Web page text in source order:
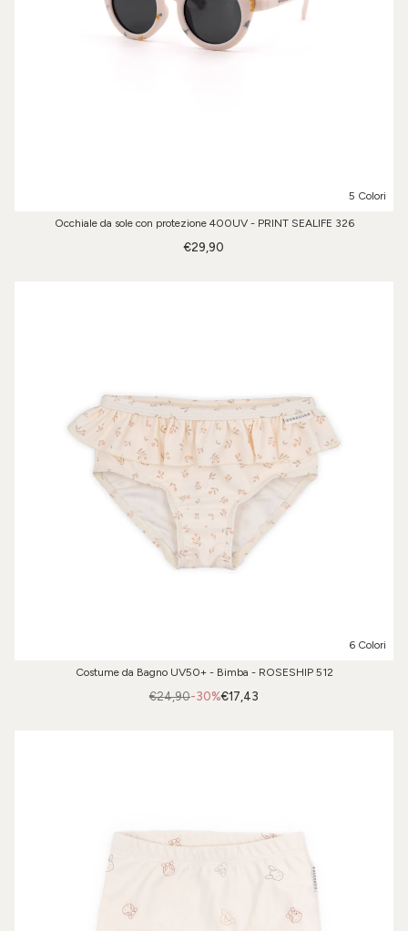
5 Colori
Occhiale da sole con protezione 400UV - PRINT SEALIFE 326
€29,90
6 Colori
Costume da Bagno UV50+ - Bimba - ROSESHIP 512
-30%
€24,90 €17,43